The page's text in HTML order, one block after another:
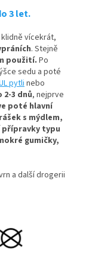
3 let.
vícekrát,
. Stejně
použití. Po
sedu a poté
pytlinebo
3 dnů, nejprve
poté hlavní
s mýdlem,
typu
gumičky,
a další drogerii